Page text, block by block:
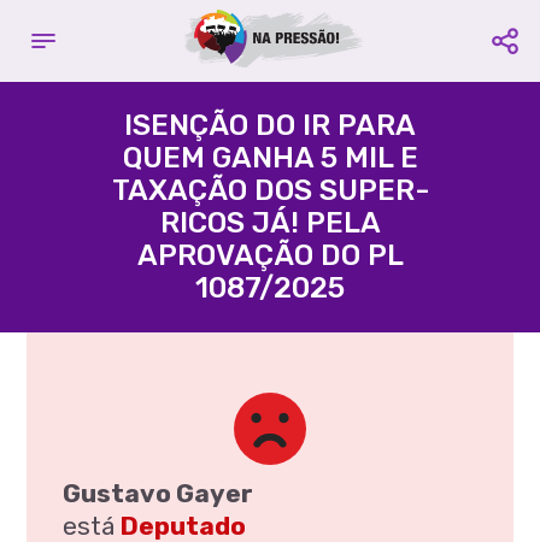
Compartilhe:
Complete seu cadastro
campanhas
Nome é Obrigatório
Email é Obrigatório
CADASTRAR
Contribuir com o projeto:
Única dos Trabalhadores
60.563.731/0001-77
ISENÇÃO DO IR PARA
QUEM GANHA 5 MIL E
TAXAÇÃO DOS SUPER-
RICOS JÁ! PELA
APROVAÇÃO DO PL
1087/2025
Gustavo Gayer
está Deputado
Acácio Favacho
PartidoPROS - EstadoAP